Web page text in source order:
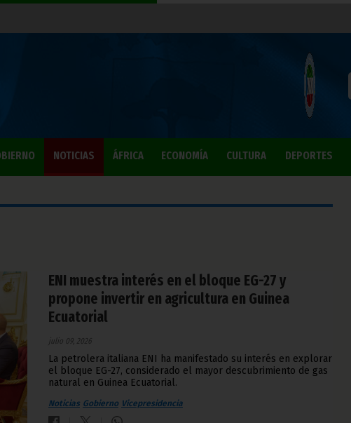
NOTICIAS ÁFRICA ECONOMÍA CULTURA DEPORTES
ENI muestra interés en el bloque EG-27 y
propone invertir en agricultura en Guinea
Ecuatorial
julio 09, 2026
La petrolera italiana ENI ha manifestado su interés en explorar
el bloque EG-27, considerado el mayor descubrimiento de gas
natural en Guinea Ecuatorial.
Noticias Gobierno Vicepresidencia